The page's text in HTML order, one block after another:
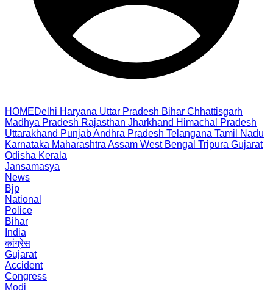
HOMEDelhi Haryana Uttar Pradesh Bihar Chhattisgarh
Madhya Pradesh Rajasthan Jharkhand Himachal Pradesh
Uttarakhand PunjabAndhra Pradesh Telangana Tamil Nadu
Karnataka Maharashtra Assam West Bengal Tripura Gujarat
Odisha Kerala
Jansamasya
News
Bjp
National
Police
Bihar
India
कांग्रेस
Gujarat
Accident
Congress
Modi